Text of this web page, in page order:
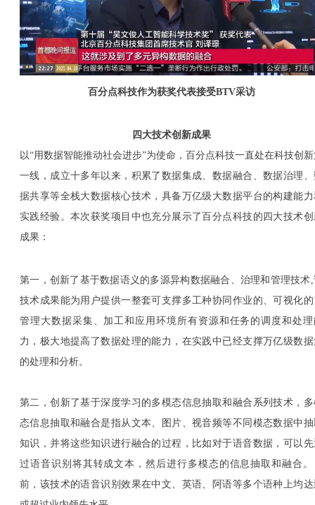
百分点科技作为获奖代表接受BTV采访
四大技术创新成果
以“用数据智能推动社会进步”为使命，百分点科技一直处在科技创
一线，成立十多年以来，积累了数据集成、数据融合、数据治理、
据共享等全栈大数据核心技术，具备万亿级大数据平台的构建能力
实践经验。本次获奖项目中也充分展示了百分点科技的四大技术创
成果：
第一，创新了基于数据语义的多源异构数据融合、治理和管理技术
技术成果能为用户提供一整套可支撑多工种协同作业的、可视化的
管理大数据采集、加工和应用环境所有资源和任务的调度和处理
力，极大地提高了数据处理的能力，在实践中已经支撑万亿级数据
的处理和分析。
第二，创新了基于深度学习的多模态信息抽取和融合系列技术，多
态信息抽取和融合是指从文本、图片、视音频等不同模态数据中抽
知识，并将这些知识进行融合的过程，比如对于语音数据，可以先
过语音识别将其转成文本，然后进行多模态的信息抽取和融合。
前，该技术的语音识别效果在中文、英语、阿语等多个语种上均达